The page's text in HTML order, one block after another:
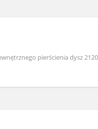
pierścienia dysz 2120